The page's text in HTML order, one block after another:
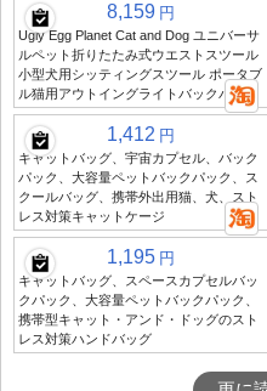
8,159 円
Ugly Egg Planet Cat and Dog ユニバーサ
ルペット折りたたみ式ウエストスツール
小型犬用シッティングスツール ポータブ
ル猫用アウトイングライトバックパック
1,412 円
キャットバッグ、宇宙カプセル、バック
パック、大容量ペットバックパック、ス
クールバッグ、携帯外出用猫、犬、スト
レス対策キャットケージ
1,195 円
キャットバッグ、スペースカプセルバッ
クパック、大容量ペットバックパック、
携帯型キャット・アンド・ドッグのスト
レス対策ハンドバッグ